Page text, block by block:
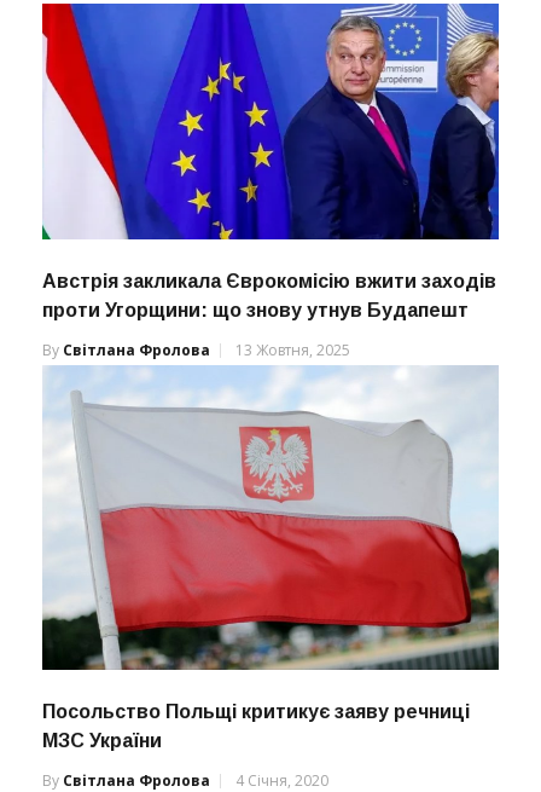
Австрія закликала Єврокомісію вжити заходів
проти Угорщини: що знову утнув Будапешт
By Світлана Фролова 13 Жовтня, 2025
Посольство Польщі критикує заяву речниці
МЗС України
By Світлана Фролова 4 Січня, 2020